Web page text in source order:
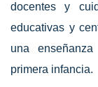
docentes y
educativas y
una
primera infancia.